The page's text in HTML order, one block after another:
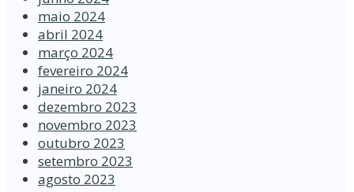
maio 2024
abril 2024
março 2024
fevereiro 2024
janeiro 2024
dezembro 2023
novembro 2023
outubro 2023
setembro 2023
agosto 2023